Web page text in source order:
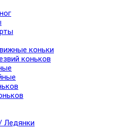
коньки
коньков
Ледянки